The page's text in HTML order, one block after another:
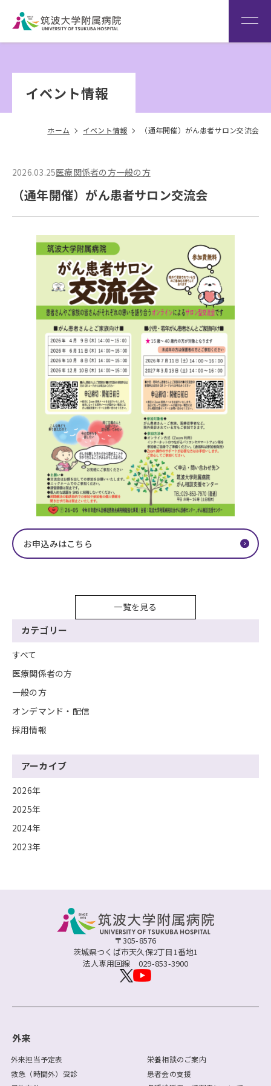
患者さん専用回線
（※本院は全科予約制です）
Language
イベント情報
ホーム イベント情報 （通年開催）がん患者サロン交流会
カテゴリー
すべて
医療関係者の方
一般の方
オンデマンド・配信
採用情報
アーカイブ
2026年
2025年
2024年
2023年
2026.03.25医療関係者の方一般の方
（通年開催）がん患者サロン交流会
お申込みはこちら
一覧を見る
〒305-8576
茨城県つくば市天久保2丁目1番地1
法人専用回線 029-853-3900
外来
外来担当予定表
救急（時間外）受診
栄養相談のご案内
患者会の支援